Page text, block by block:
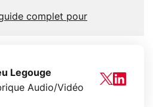
complet pour
Legouge
Audio/Vidéo